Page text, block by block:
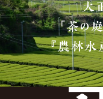
大
「茶の庭
『農林水